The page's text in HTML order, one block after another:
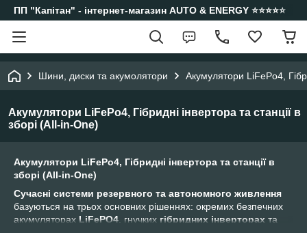
ПП "Капітан" - інтернет-магазин AUTO & ENERGY ⭐️⭐️⭐️⭐️⭐️
Шини, диски та акумолятори Акумулятори LiFePo4,
Акумулятори LiFePo4, Гібридні інвертора та станції в
зборі (All-in-One)
Акумулятори LiFePo4, Гібридні інвертора та станції в
зборі (All-in-One)
Сучасні системи резервного та автономного живлення
базуються на трьох основних рішеннях: окремих безпечних
акумуляторах LiFePO4 , гнучких гібридних інверторах та